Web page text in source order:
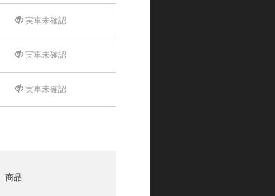
実車未確認
実車未確認
実車未確認
商品